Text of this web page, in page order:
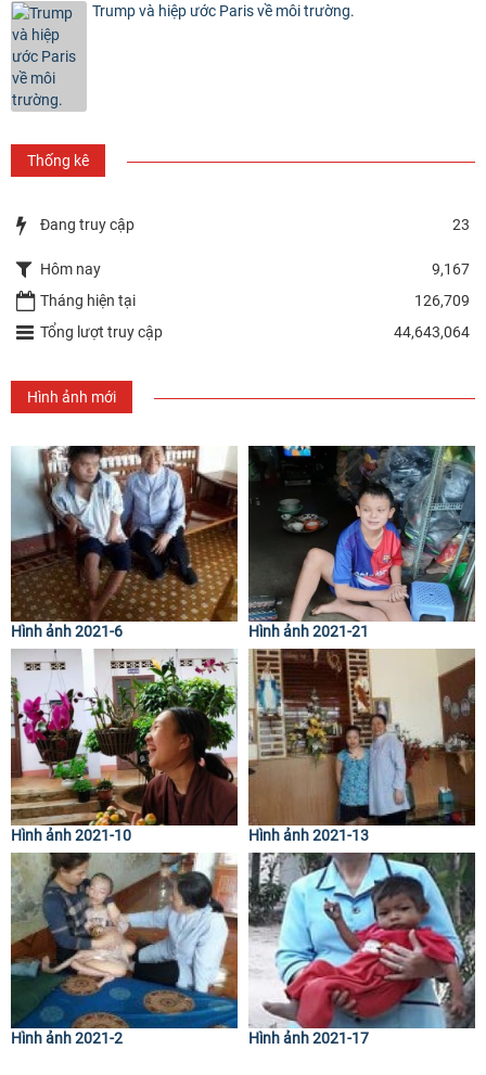
Trump và hiệp ước Paris về môi trường.
Thống kê
Đang truy cập 23
Hôm nay
9,167
Tháng hiện tại
126,709
Tổng lượt truy cập
44,643,064
Hình ảnh mới
Hình ảnh 2021-6 Hình ảnh 2021-21
Hình ảnh 2021-10 Hình ảnh 2021-13
Hình ảnh 2021-2 Hình ảnh 2021-17